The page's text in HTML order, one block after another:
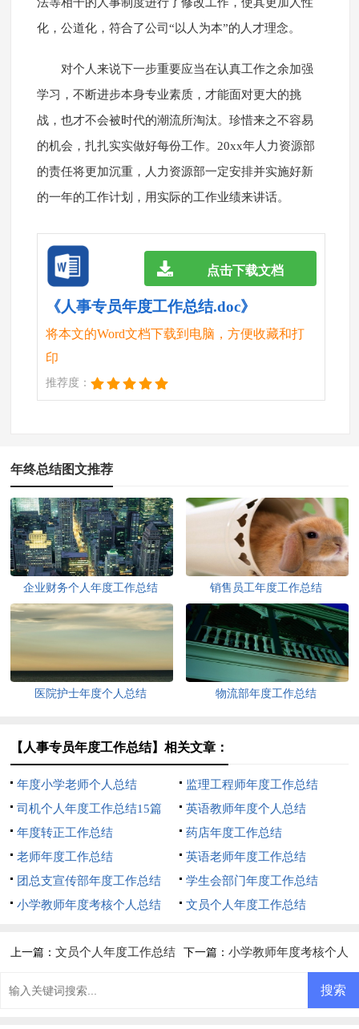
化，公道化，符合了公司“以人为本”的人才理念。
对个人来说下一步重要应当在认真工作之余加强
学习，不断进步本身专业素质，才能面对更大的挑
战，也才不会被时代的潮流所淘汰。珍惜来之不容易
的机会，扎扎实实做好每份工作。20xx年人力资源部
的责任将更加沉重，人力资源部一定安排并实施好新
的一年的工作计划，用实际的工作业绩来讲话。
《人事专员年度工作总结.doc》
将本文的Word文档下载到电脑，方便收藏和打
印
推荐度：
点击下载文档
年终总结图文推荐
企业财务个人年度工作总结 销售员工年度工作总结
医院护士年度个人总结 物流部年度工作总结
【人事专员年度工作总结】相关文章：
年度小学老师个人总结
监理工程师年度工作总结
司机个人年度工作总结15篇
英语教师年度个人总结
年度转正工作总结
药店年度工作总结
老师年度工作总结
英语老师年度工作总结
团总支宣传部年度工作总结
学生会部门年度工作总结
小学教师年度考核个人总结
文员个人年度工作总结
上一篇：文员个人年度工作总结 下一篇： 小学教师年度考核个人